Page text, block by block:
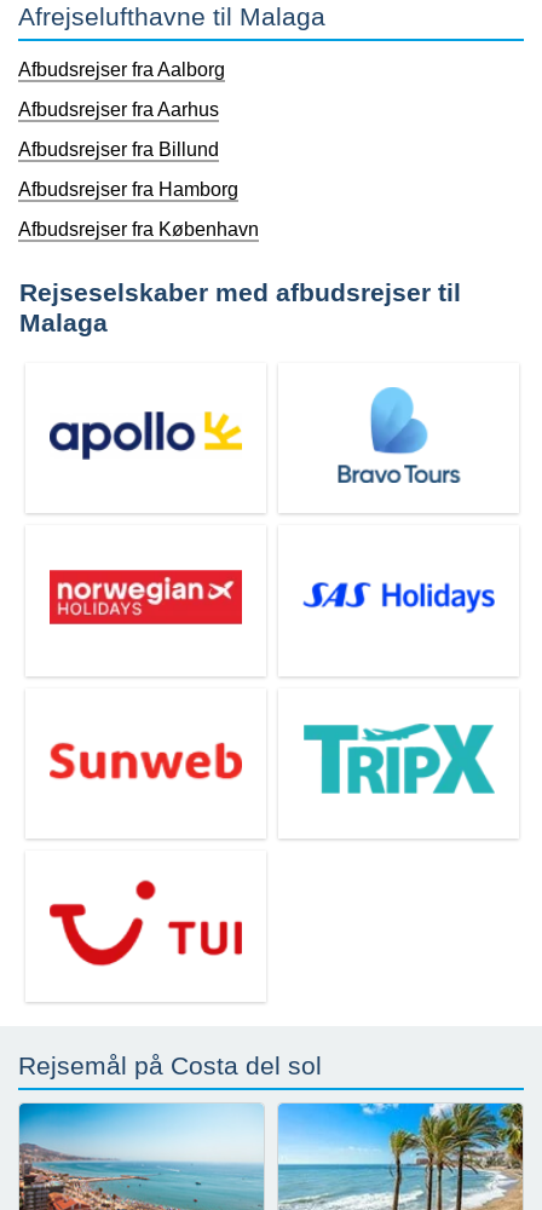
Afrejselufthavne til Malaga
Afbudsrejser fra Aalborg
Afbudsrejser fra Aarhus
Afbudsrejser fra Billund
Afbudsrejser fra Hamborg
Afbudsrejser fra København
Rejseselskaber med afbudsrejser til
Malaga
Rejsemål på Costa del sol